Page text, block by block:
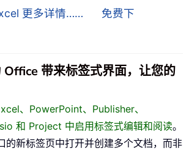
更多详情……
免费下
Office 带来标签式界面，让您的
、PowerPoint、Publisher、
和 Project 中启用标签式编辑和阅读。
的新标签页中打开并创建多个文档，而非